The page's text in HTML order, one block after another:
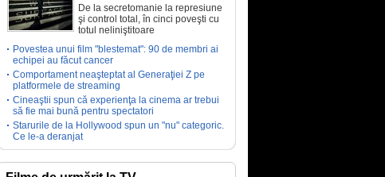
De la secretomanie la represiune
şi control total, în cinci poveşti cu
totul neliniştitoare
Povestea unui film "blestemat": 90 de membri ai
echipei au făcut cancer
Comportament neaşteptat al Generaţiei Z pe
platformele de streaming
Cineaştii spun că experienţa la cinema ar trebui
să fie mai bună pentru spectatori
Starurile de la Hollywood spun un "nu" categoric.
Ce le-a deranjat